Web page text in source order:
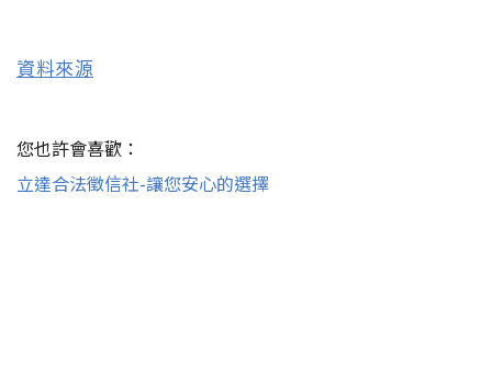
資料來源
您也許會喜歡：
立達合法徵信社-讓您安心的選擇